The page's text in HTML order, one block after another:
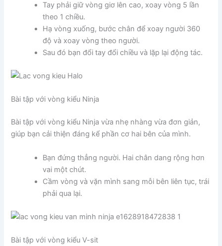
Tay phải giữ vòng giơ lên cao, xoay vòng 5 lần
theo 1 chiều.
Hạ vòng xuống, bước chân để xoay người 360
độ và xoay vòng theo người.
Sau đó bạn đổi tay đổi chiều và lặp lại động tác.
Bài tập với vòng kiểu Ninja
Bài tập với vòng kiểu Ninja vừa nhẹ nhàng vừa đơn giản,
giúp bạn cải thiện đáng kể phần cơ hai bên của mình.
Bạn đứng thẳng người. Hai chân dang rộng hơn
vai một chút.
Cầm vòng và vặn mình sang mỗi bên liên tục, trái
phải qua lại.
Bài tập với vòng kiểu V-sit